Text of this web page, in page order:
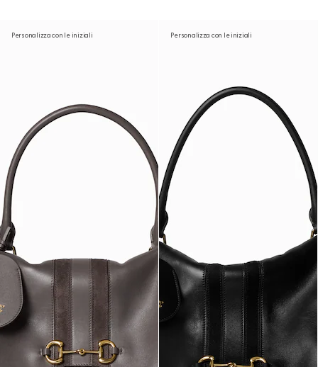
Personalizza con le iniziali Personalizza con le iniziali